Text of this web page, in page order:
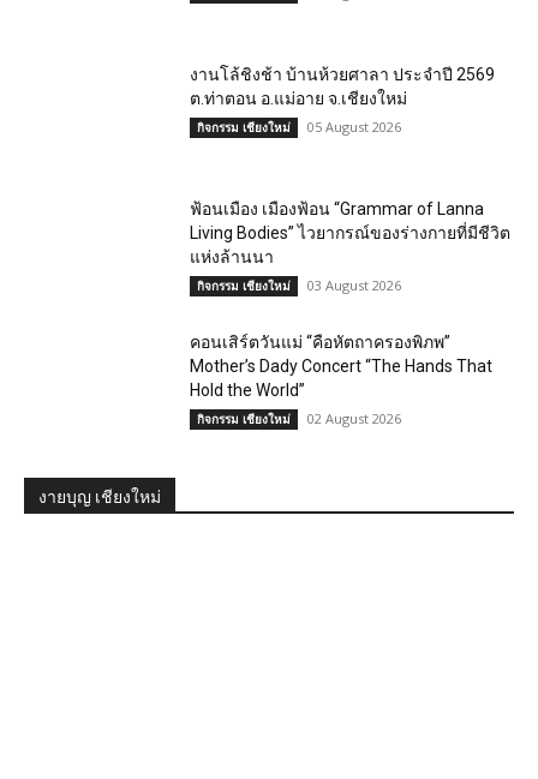
งานโล้ชิงช้า บ้านห้วยศาลา ประจำปี 2569
ต.ท่าตอน อ.แม่อาย จ.เชียงใหม่
กิจกรรม เชียงใหม่ 05 August 2026
ฟ้อนเมือง เมืองฟ้อน “Grammar of Lanna
Living Bodies” ไวยากรณ์ของร่างกายที่มีชีวิต
แห่งล้านนา
กิจกรรม เชียงใหม่ 03 August 2026
คอนเสิร์ตวันแม่ “คือหัตถาครองพิภพ”
Mother’s Dady Concert “The Hands That
Hold the World”
กิจกรรม เชียงใหม่ 02 August 2026
งายบุญ เชียงใหม่